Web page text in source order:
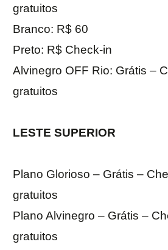
gratuitos
Branco: R$ 60
Preto: R$ Check-in
Alvinegro OFF Rio: Grátis –
gratuitos
LESTE SUPERIOR
Plano Glorioso – Grátis –
gratuitos
Plano Alvinegro – Grátis –
gratuitos